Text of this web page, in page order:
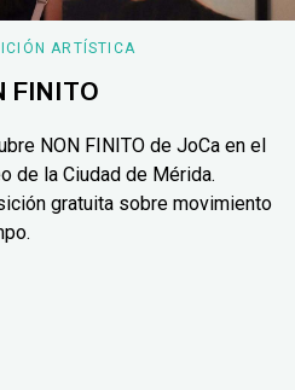
ARTÍSTICA
FINITO
NON FINITO de JoCa en el
de la Ciudad de Mérida.
gratuita sobre movimiento